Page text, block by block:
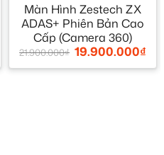
Màn Hình Zestech ZX
ADAS+ Phiên Bản Cao
Cấp (Camera 360)
21.900.000₫ 19.900.000₫